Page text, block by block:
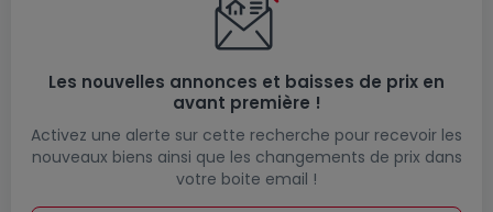
Les nouvelles annonces et baisses de prix en
avant première !
Activez une alerte sur cette recherche pour recevoir les
nouveaux biens ainsi que les changements de prix dans
votre boite email !